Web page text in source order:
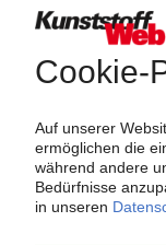
Über das
versorgt das
und
Nachrichten rund
der